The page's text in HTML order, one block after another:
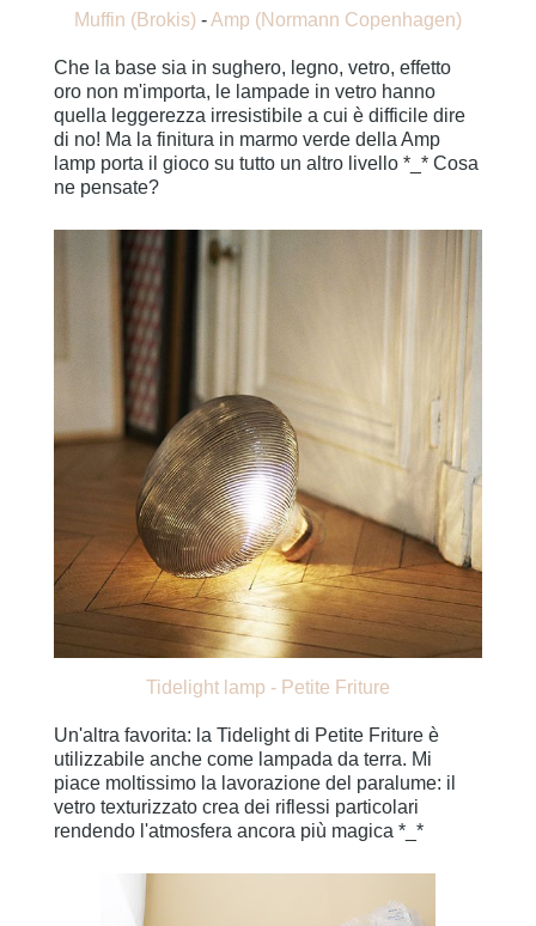
Muffin (Brokis) -Amp (Normann Copenhagen)
Che la base sia in sughero, legno, vetro, effetto
oro non m'importa, le lampade in vetro hanno
quella leggerezza irresistibile a cui è difficile dire
di no! Ma la finitura in marmo verde della Amp
lamp porta il gioco su tutto un altro livello *_* Cosa
ne pensate?
Tidelight lamp - Petite Friture
Un'altra favorita: la Tidelight di Petite Friture è
utilizzabile anche come lampada da terra. Mi
piace moltissimo la lavorazione del paralume: il
vetro texturizzato crea dei riflessi particolari
rendendo l'atmosfera ancora più magica *_*